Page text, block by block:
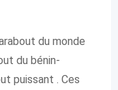
du monde
du bénin-
puissant . Ces